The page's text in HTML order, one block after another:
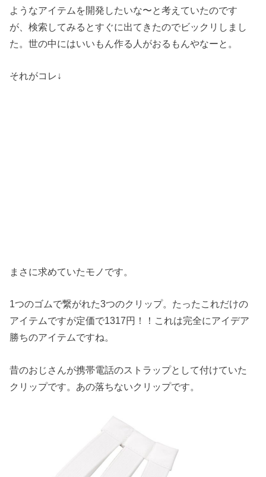
ようなアイテムを開発したいな〜と考えていたのです
が、検索してみるとすぐに出てきたのでビックリしまし
た。世の中にはいいもん作る人がおるもんやなーと。
それがコレ↓
まさに求めていたモノです。
1つのゴムで繋がれた3つのクリップ。たったこれだけの
アイテムですが定価で1317円！！これは完全にアイデア
勝ちのアイテムですね。
昔のおじさんが携帯電話のストラップとして付けていた
クリップです。あの落ちないクリップです。